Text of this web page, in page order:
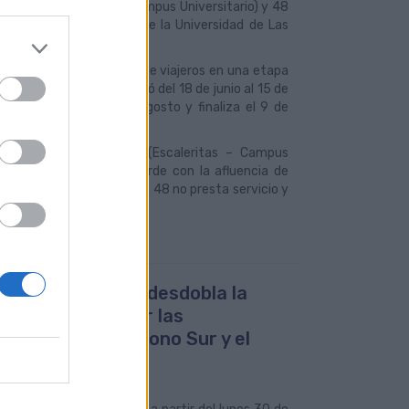
25 (Auditorio – Campus Universitario) y 48
en el campus de la Universidad de Las
adapta a la demanda de viajeros en una etapa
primer periodo discurrió del 18 de junio al 15 de
comienza el 27 de agosto y finaliza el 9 de
Universitario) y 48 (Escaleritas – Campus
con un servicio acorde con la afluencia de
este lunes, la línea 48 no presta servicio y
Municipales desdobla la
53 para mejorar las
entre el Cono Sur y el